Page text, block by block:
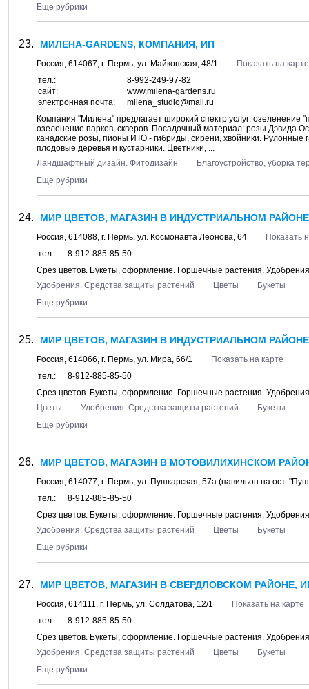
Еще рубрики
МИЛЕНА-GARDENS, КОМПАНИЯ, ИП
Россия, 614067, г. Пермь, ул. Майкопская, 48/1
Показать на карте
тел.:
8-992-249-97-82
сайт:
www.milena-gardens.ru
электронная почта:
milena_studio@mail.ru
Компания "Милена" предлагает широкий спектр услуг:
озеленение парков, скверов. Посадочный материал: розы Дэвида
канадские розы, пионы ИТО - гибриды, сирени, хвойники. Рулонные
плодовые деревья и кустарники. Цветники, ...
Ландшафтный дизайн. Фитодизайн
Благоустройство, уборка
Еще рубрики
МИР ЦВЕТОВ, МАГАЗИН В ИНДУСТРИАЛЬНОМ
Россия, 614088, г. Пермь, ул. Космонавта Леонова, 64
Показать
тел.:
8-912-885-85-50
Срез цветов. Букеты, оформление. Горшечные растения. Удобрения
Удобрения. Средства защиты растений
Цветы
Букеты
Еще рубрики
МИР ЦВЕТОВ, МАГАЗИН В ИНДУСТРИАЛЬНОМ
Россия, 614066, г. Пермь, ул. Мира, 66/1
Показать на карте
тел.:
8-912-885-85-50
Срез цветов. Букеты, оформление. Горшечные растения. Удобрения
Цветы
Удобрения. Средства защиты растений
Букеты
Еще рубрики
МИР ЦВЕТОВ, МАГАЗИН В МОТОВИЛИХИНСКОМ
Россия, 614077, г. Пермь, ул. Пушкарская, 57а (павильон на ост.
тел.:
8-912-885-85-50
Срез цветов. Букеты, оформление. Горшечные растения. Удобрения
Удобрения. Средства защиты растений
Цветы
Букеты
Еще рубрики
МИР ЦВЕТОВ, МАГАЗИН В СВЕРДЛОВСКОМ РАЙОНЕ,
Россия, 614111, г. Пермь, ул. Солдатова, 12/1
Показать на карте
тел.:
8-912-885-85-50
Срез цветов. Букеты, оформление. Горшечные растения. Удобрения
Удобрения. Средства защиты растений
Цветы
Букеты
Еще рубрики